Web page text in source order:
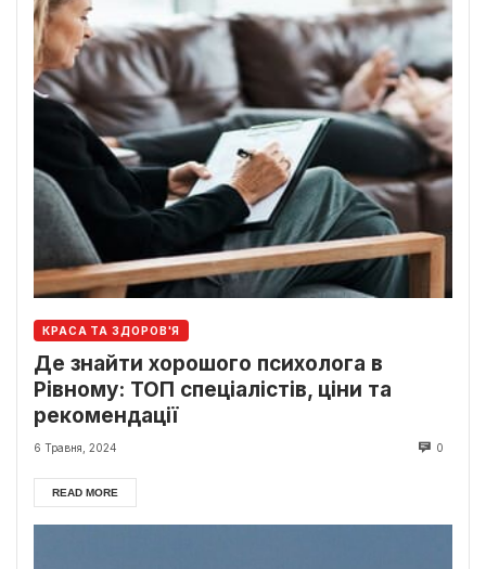
КРАСА ТА ЗДОРОВ'Я
Де знайти хорошого психолога в
Рівному: ТОП спеціалістів, ціни та
рекомендації
6 Травня, 2024 0
READ MORE